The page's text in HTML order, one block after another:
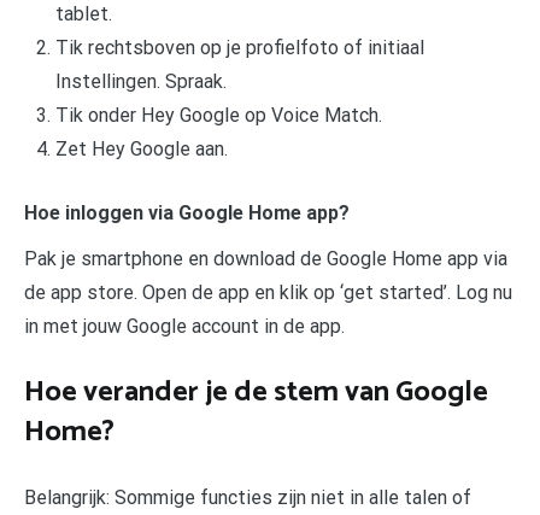
tablet.
Tik rechtsboven op je profielfoto of initiaal
Instellingen. Spraak.
Tik onder Hey Google op Voice Match.
Zet Hey Google aan.
Hoe inloggen via Google Home app?
Pak je smartphone en download de Google Home app via
de app store. Open de app en klik op ‘get started’. Log nu
in met jouw Google account in de app.
Hoe verander je de stem van Google
Home?
Belangrijk: Sommige functies zijn niet in alle talen of